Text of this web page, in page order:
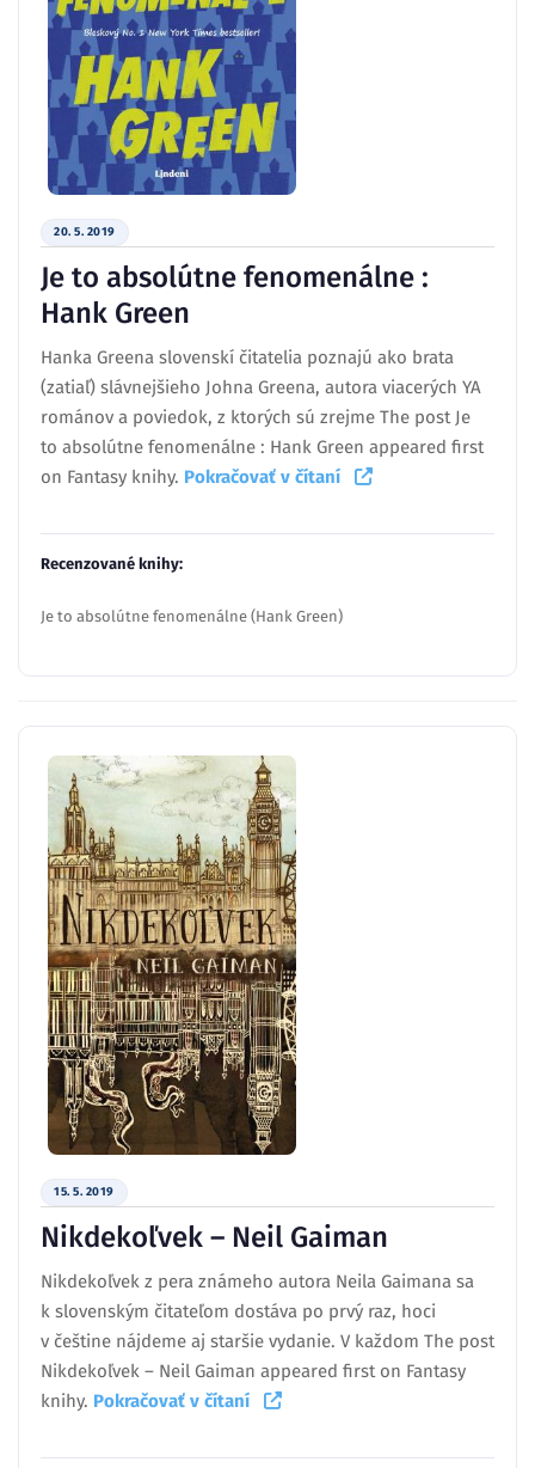
20. 5. 2019
Je to absolútne fenomenálne :
Hank Green
Hanka Greena slovenskí čitatelia poznajú ako brata
(zatiaľ) slávnejšieho Johna Greena, autora viacerých YA
románov a poviedok, z ktorých sú zrejme The post Je
to absolútne fenomenálne : Hank Green appeared first
on Fantasy knihy. Pokračovať v čítaní
Recenzované knihy:
Je to absolútne fenomenálne (Hank Green)
15. 5. 2019
Nikdekoľvek – Neil Gaiman
Nikdekoľvek z pera známeho autora Neila Gaimana sa
k slovenským čitateľom dostáva po prvý raz, hoci
v češtine nájdeme aj staršie vydanie. V každom The post
Nikdekoľvek – Neil Gaiman appeared first on Fantasy
knihy. Pokračovať v čítaní